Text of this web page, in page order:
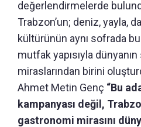
değerlendirmelerde
Trabzon’un; deniz, yayla,
kültürünün aynı sofrada
mutfak yapısıyla
miraslarından birini
Ahmet Metin Genç “Bu
kampanyası değil,
gastronomi mirasını